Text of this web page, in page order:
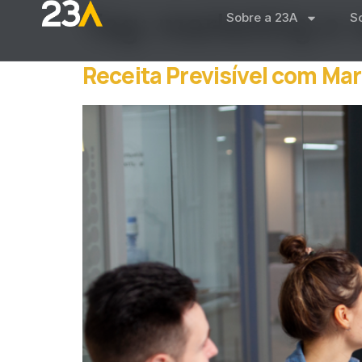
Sobre a 23A
Tag: marketing e
Receita Previsível com